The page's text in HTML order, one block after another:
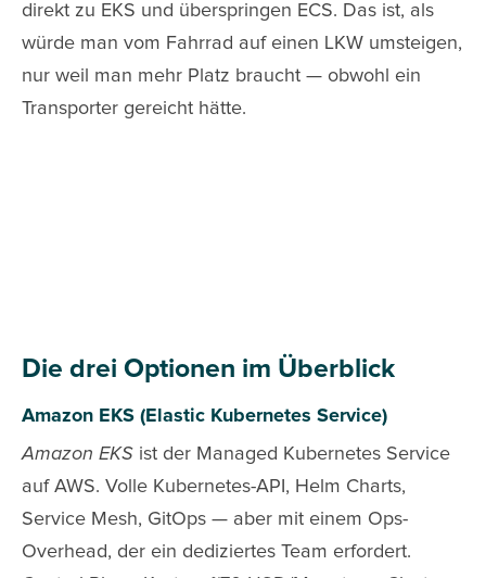
direkt zu EKS und überspringen ECS. Das ist, als
würde man vom Fahrrad auf einen LKW umsteigen,
nur weil man mehr Platz braucht — obwohl ein
Transporter gereicht hätte.
Die drei Optionen im Überblick
Amazon EKS (Elastic Kubernetes Service)
Amazon EKS ist der Managed Kubernetes Service
auf AWS. Volle Kubernetes-API, Helm Charts,
Service Mesh, GitOps — aber mit einem Ops-
Overhead, der ein dediziertes Team erfordert.